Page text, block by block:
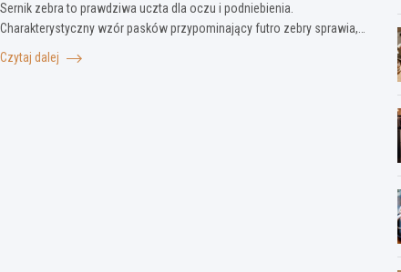
Sernik zebra to prawdziwa uczta dla oczu i podniebienia.
Charakterystyczny wzór pasków przypominający futro zebry sprawia,…
Czytaj dalej